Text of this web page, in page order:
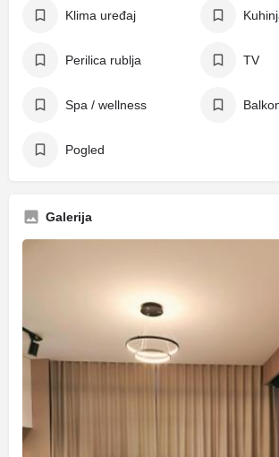
Klima uređaj
Perilica rublja TV
Spa / wellness
Pogled
Galerija